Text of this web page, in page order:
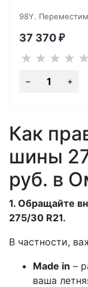
98Y.
37 370 ₽
Как
шины
руб. в
1. Обращайте
275/30 R21.
В частности,
Made in –
ваша